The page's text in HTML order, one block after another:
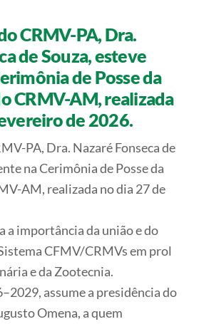
CRMV-PA, Dra.
de Souza, esteve
de Posse da
CRMV-AM, realizada
de 2026.
PA, Dra. Nazaré Fonseca de
na Cerimônia de Posse da
AM, realizada no dia 27 de
a importância da união e do
CFMV/CRMVs em prol
e da Zootecnia.
assume a presidência do
Omena, a quem